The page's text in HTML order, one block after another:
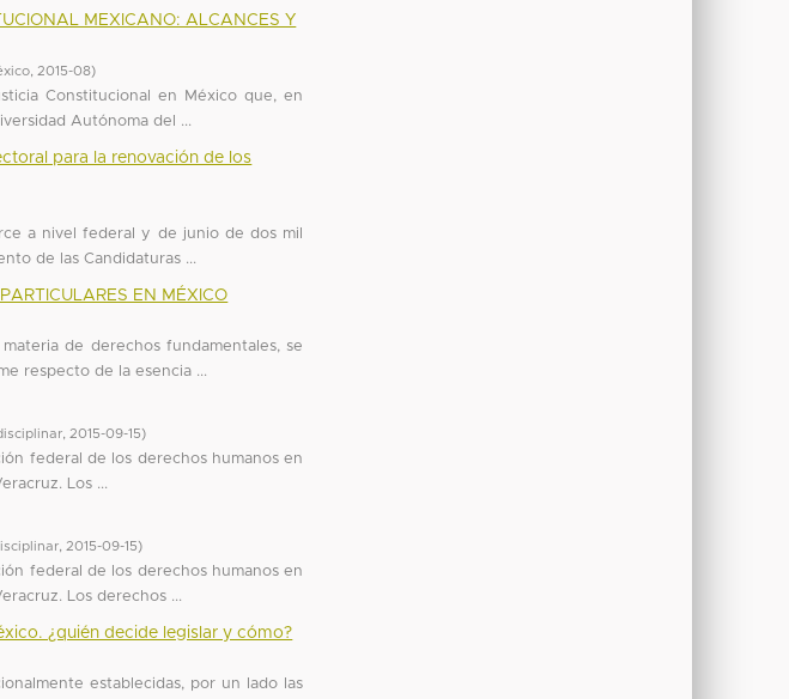
MEXICANO: ALCANCES Y
2015-08)
Constitucional en México que, en
Autónoma del ...
para la renovación de los
a nivel federal y de junio de dos mil
de las Candidaturas ...
EN MÉXICO
de derechos fundamentales, se
respecto de la esencia ...
2015-09-15)
federal de los derechos humanos en
Los ...
2015-09-15)
federal de los derechos humanos en
Los derechos ...
¿quién decide legislar y cómo?
establecidas, por un lado las